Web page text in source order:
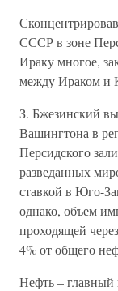
СССР в зоне
Ираку многое,
между Ираком и
З. Бжезинский
Вашингтона в
Персидского
разведанных
ставкой в Юго-
однако, объем
проходящей
4% от общего
Нефть – главный